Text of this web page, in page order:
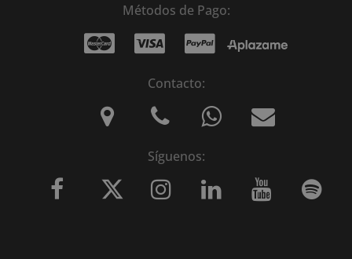
Métodos de Pago:
Contacto:
Síguenos: